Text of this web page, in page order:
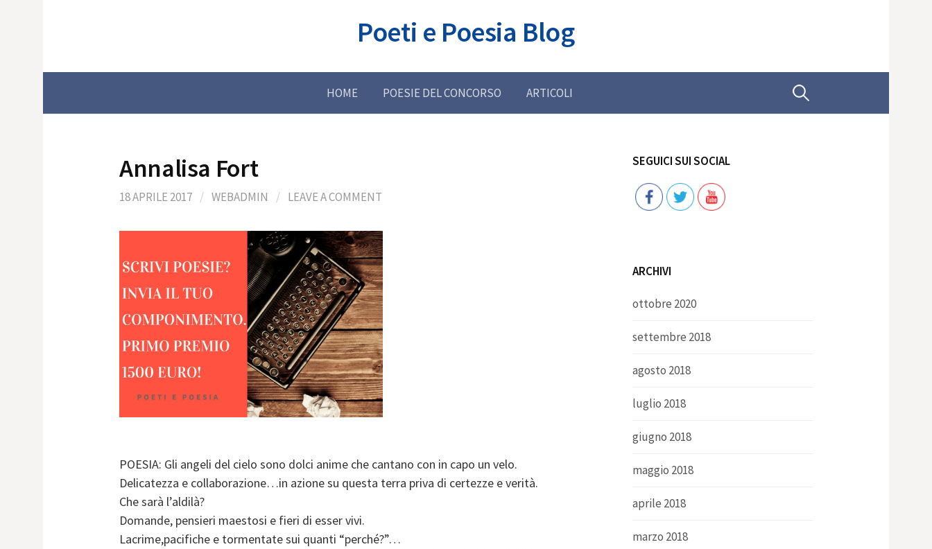
Poeti e Poesia Blog
HOME POESIE DEL CONCORSO ARTICOLI Ricerca
Annalisa Fort
18 APRILE 2017 / WEBADMIN / LEAVE A COMMENT
POESIA: Gli angeli del cielo sono dolci anime che cantano con in capo un velo.
Delicatezza e collaborazione…in azione su questa terra priva di certezze e verità.
Che sarà l’aldilà?
Domande, pensieri maestosi e fieri di esser vivi.
Lacrime,pacifiche e tormentate sui quanti “perché?”…
SEGUICI SUI SOCIAL
Follow
ARCHIVI
ottobre 2020
settembre 2018
agosto 2018
luglio 2018
giugno 2018
maggio 2018
aprile 2018
marzo 2018